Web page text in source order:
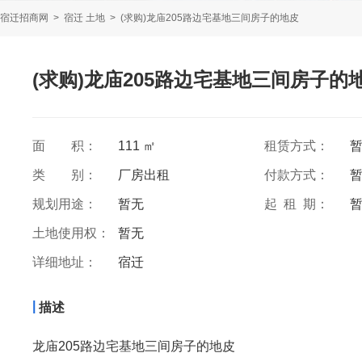
宿迁招商网 > 宿迁 土地 > (求购)龙庙205路边宅基地三间房子的地皮
(求购)龙庙205路边宅基地三间房子的
面 积： 111 ㎡ 租赁方式：
类 别： 厂房出租 付款方式：
规划用途： 暂无 起 租 期：
土地使用权： 暂无
详细地址： 宿迁
描述
龙庙205路边宅基地三间房子的地皮